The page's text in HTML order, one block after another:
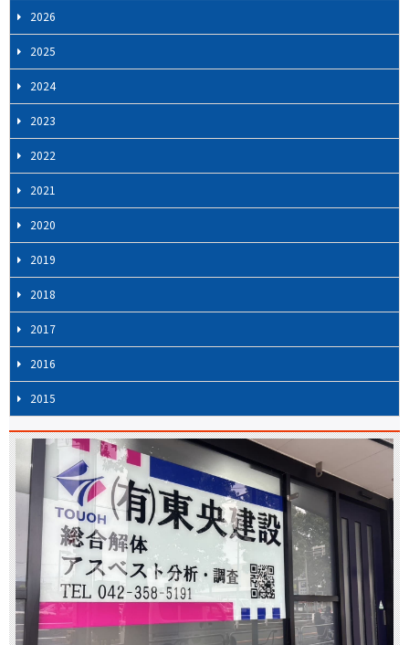
ナ
ビ
ゲ
ー
シ
ョ
ン
2026
2025
2024
2023
2022
2021
2020
2019
2018
2017
2016
2015